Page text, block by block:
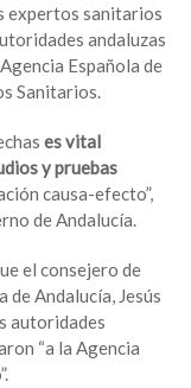
expertos sanitarios
andaluzas
Española de
Sanitarios.
es vital
y pruebas
causa-efecto”,
de Andalucía.
el consejero de
de Andalucía, Jesús
autoridades
“a la Agencia